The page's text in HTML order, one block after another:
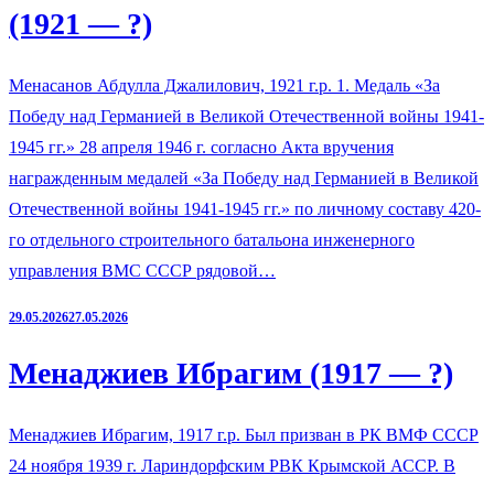
(1921 — ?)
Менасанов Абдулла Джалилович, 1921 г.р. 1. Медаль «За
Победу над Германией в Великой Отечественной войны 1941-
1945 гг.» 28 апреля 1946 г. согласно Акта вручения
награжденным медалей «За Победу над Германией в Великой
Отечественной войны 1941-1945 гг.» по личному составу 420-
го отдельного строительного батальона инженерного
управления ВМС СССР рядовой…
29.05.202627.05.2026
Менаджиев Ибрагим (1917 — ?)
Менаджиев Ибрагим, 1917 г.р. Был призван в РК ВМФ СССР
24 ноября 1939 г. Лариндорфским РВК Крымской АССР. В